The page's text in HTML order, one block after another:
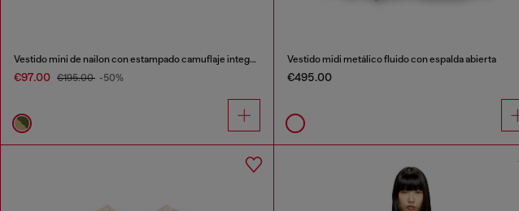
Vestido mini de nailon con estampado camuflaje integral y detalles de cristal
€97.00 €195.00 -50%
Vestido midi metálico fluido con espalda abierta
€495.00